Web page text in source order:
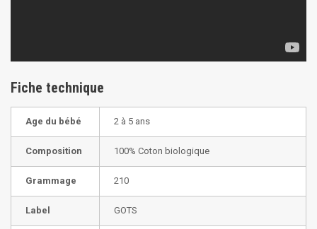
Fiche technique
Age du bébé 2 à 5 ans
Composition 100% Coton biologique
Grammage 210
Label GOTS